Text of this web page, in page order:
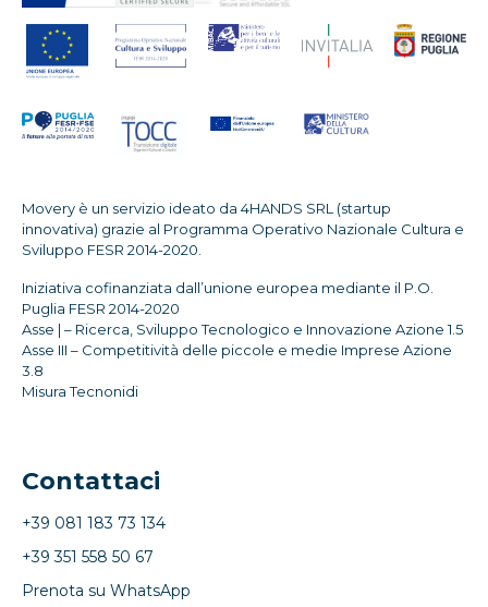
Movery è un servizio ideato da 4HANDS SRL (startup
innovativa) grazie al Programma Operativo Nazionale Cultura e
Sviluppo FESR 2014-2020.
Iniziativa cofinanziata dall’unione europea mediante il P.O.
Puglia FESR 2014-2020
Asse | – Ricerca, Sviluppo Tecnologico e Innovazione Azione 1.5
Asse III – Competitività delle piccole e medie Imprese Azione
3.8
Misura Tecnonidi
Contattaci
+39 081 183 73 134
+39 351 558 50 67
Prenota su WhatsApp